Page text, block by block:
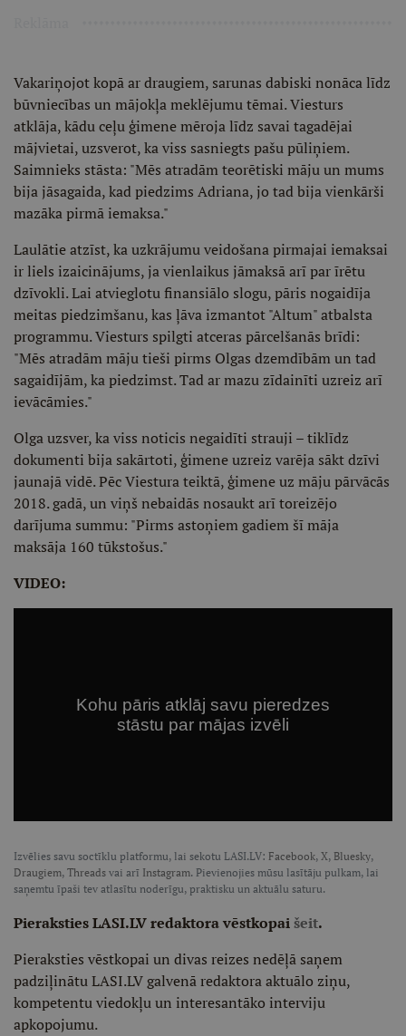
Vakariņojot kopā ar draugiem, sarunas dabiski nonāca līdz
būvniecības un mājokļa meklējumu tēmai. Viesturs
atklāja, kādu ceļu ģimene mēroja līdz savai tagadējai
mājvietai, uzsverot, ka viss sasniegts pašu pūliņiem.
Saimnieks stāsta: "Mēs atradām teorētiski māju un mums
bija jāsagaida, kad piedzims Adriana, jo tad bija vienkārši
mazāka pirmā iemaksa."
Laulātie atzīst, ka uzkrājumu veidošana pirmajai iemaksai
ir liels izaicinājums, ja vienlaikus jāmaksā arī par īrētu
dzīvokli. Lai atvieglotu finansiālo slogu, pāris nogaidīja
meitas piedzimšanu, kas ļāva izmantot "Altum" atbalsta
programmu. Viesturs spilgti atceras pārcelšanās brīdi:
"Mēs atradām māju tieši pirms Olgas dzemdībām un tad
sagaidījām, ka piedzimst. Tad ar mazu zīdainīti uzreiz arī
ievācāmies."
Olga uzsver, ka viss noticis negaidīti strauji – tiklīdz
dokumenti bija sakārtoti, ģimene uzreiz varēja sākt dzīvi
jaunajā vidē. Pēc Viestura teiktā, ģimene uz māju pārvācās
2018. gadā, un viņš nebaidās nosaukt arī toreizējo
darījuma summu: "Pirms astoņiem gadiem šī māja
maksāja 160 tūkstošus."
VIDEO:
Izvēlies savu soctīklu platformu, lai sekotu LASI.LV: Facebook, X, Bluesky,
Draugiem, Threads vai arī Instagram. Pievienojies mūsu lasītāju pulkam, lai
saņemtu īpaši tev atlasītu noderīgu, praktisku un aktuālu saturu.
Pieraksties LASI.LV redaktora vēstkopaišeit.
Pieraksties vēstkopai un divas reizes nedēļā saņem
padziļinātu LASI.LV galvenā redaktora aktuālo ziņu,
kompetentu viedokļu un interesantāko interviju
apkopojumu.